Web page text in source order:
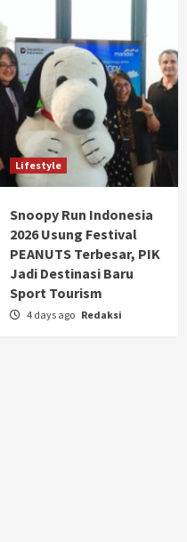
Lifestyle
Snoopy Run Indonesia
2026 Usung Festival
PEANUTS Terbesar, PIK
Jadi Destinasi Baru
Sport Tourism
4 days ago Redaksi